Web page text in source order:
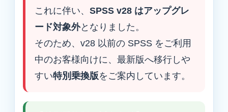
これに伴い、 SPSS v28 はアップグレ
ード対象外となりました。
そのため、v28 以前の SPSS をご利用
中のお客様向けに、最新版へ移行しや
すい特別乗換版をご案内しています。